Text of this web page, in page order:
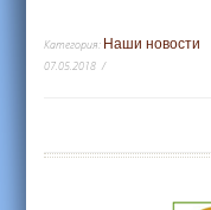
Категория: Наши новости
07.05.2018